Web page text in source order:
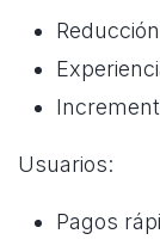
Usuarios:
Pagos